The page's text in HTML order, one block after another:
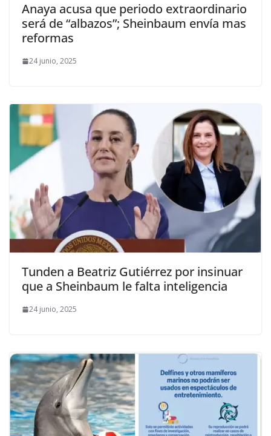
Anaya acusa que periodo extraordinario
será de “albazos”; Sheinbaum envía mas
reformas
24 junio, 2025
Tunden a Beatriz Gutiérrez por insinuar
que a Sheinbaum le falta inteligencia
24 junio, 2025